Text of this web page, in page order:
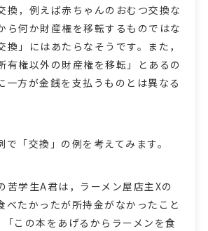
換，例えば赤ちゃんのおむつ交換な
ら何か財産権を移転するものではな
換」にはあたらなそうです。また，
有権以外の財産権を移転」とあるの
一方が金銭を支払うものとは異なる
で「交換」の例を考えてみます。
苦学生A君は，ラーメン屋店主Xの
べたかったが所持金がなかったこと
この本をあげるからラーメンを食